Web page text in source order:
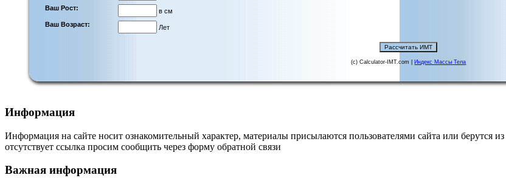
Ваш Рост:
в см
Ваш Возраст:
Лет
(c) Calculator-IMT.com | Индекс Массы Тела
Информация
Информация на сайте носит ознакомительный характер, материалы присылаются пользователями сайта или берутся
отсутствует ссылка просим сообщить через форму обратной связи
Важная информация